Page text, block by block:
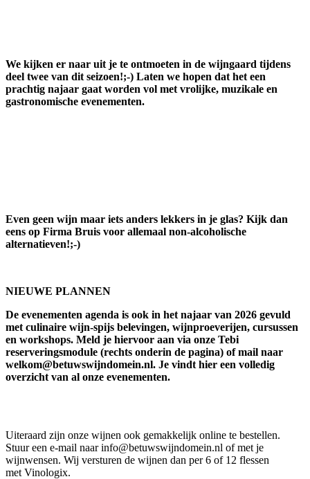
We kijken er naar uit je te ontmoeten in de wijngaard tijdens
deel twee van dit seizoen!;-) Laten we hopen dat het een
prachtig najaar gaat worden vol met vrolijke, muzikale en
gastronomische evenementen.
Even geen wijn maar iets anders lekkers in je glas? Kijk dan
eens op Firma Bruis voor allemaal non-alcoholische
alternatieven!;-)
NIEUWE PLANNEN
De evenementen agenda is ook in het najaar van 2026 gevuld
met culinaire wijn-spijs belevingen, wijnproeverijen, cursussen
en workshops. Meld je hiervoor aan via onze Tebi
reserveringsmodule (rechts onderin de pagina) of mail naar
welkom@betuwswijndomein.nl. Je vindt hier een volledig
overzicht van al onze evenementen.
Uiteraard zijn onze wijnen ook gemakkelijk online te bestellen.
Stuur een e-mail naar info@betuwswijndomein.nl of met je
wijnwensen. Wij versturen de wijnen dan per 6 of 12 flessen
met Vinologix.